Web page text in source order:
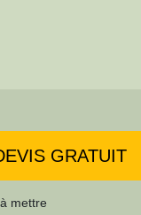
GRATUIT
mettre